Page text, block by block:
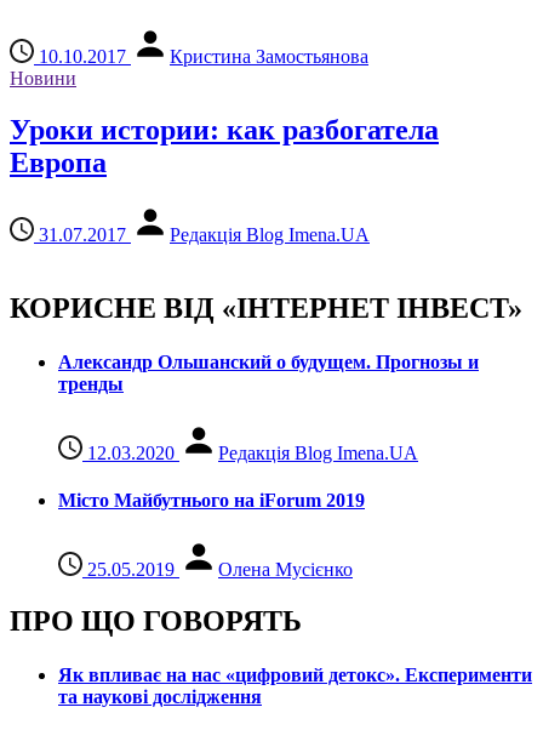
10.10.2017
Кристина Замостьянова
Новини
Уроки истории: как разбогатела
Европа
31.07.2017 Редакція Blog Imena.UA
КОРИСНЕ ВІД «ІНТЕРНЕТ ІНВЕСТ»
Александр Ольшанский о будущем. Прогнозы и
тренды
12.03.2020 Редакція Blog Imena.UA
Місто Майбутнього на iForum 2019
25.05.2019 Олена Мусієнко
ПРО ЩО ГОВОРЯТЬ
Як впливає на нас «цифровий детокс». Експерименти
та наукові дослідження